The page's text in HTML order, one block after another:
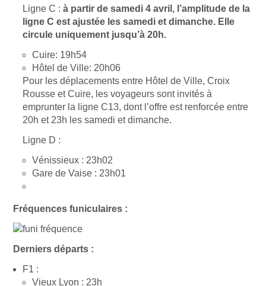
Ligne C : à partir de samedi 4 avril, l’amplitude de la
ligne C est ajustée les samedi et dimanche. Elle
circule uniquement jusqu’à 20h.
Cuire: 19h54
Hôtel de Ville: 20h06
Pour les déplacements entre Hôtel de Ville, Croix
Rousse et Cuire, les voyageurs sont invités à
emprunter la ligne C13, dont l’offre est renforcée entre
20h et 23h les samedi et dimanche.
Ligne D :
Vénissieux : 23h02
Gare de Vaise : 23h01
Fréquences funiculaires :
Derniers départs :
F1 :
Vieux Lyon : 23h